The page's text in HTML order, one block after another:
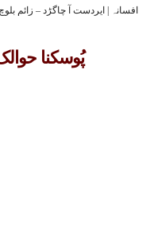
افسانہ | ایردست آ چاگڑد – زائم بلوچ
پُوسکنا